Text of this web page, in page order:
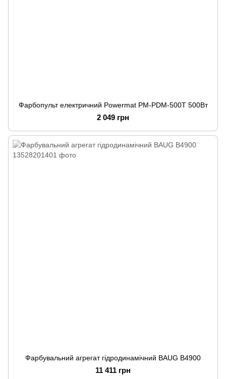
Фарбопульт електричний Powermat PM-PDM-500T 500Вт
2 049 грн
Фарбувальний агрегат гідродинамічний BAUG B4900
11 411 грн